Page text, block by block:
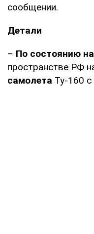
сообщении.
Детали
– По состоянию
пространстве РФ
самолета Ту-160 с